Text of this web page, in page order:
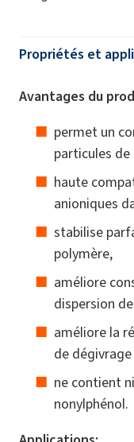
Propriétés et
Avantages du
permet un
particules
haute
anioniques
stabilise
polymère,
améliore
dispersion
améliore la
de
ne contient
nonylphénol.